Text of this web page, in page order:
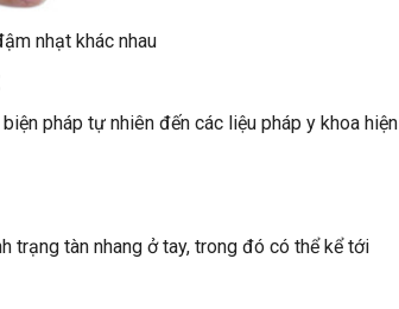
nhạt khác nhau
pháp tự nhiên đến các liệu pháp y khoa hiện
trạng tàn nhang ở tay, trong đó có thể kể tới